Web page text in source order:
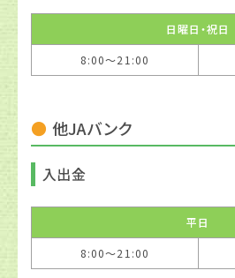
日曜日・祝日
8:00〜21:00
他JAバンク
入出金
平日
8:00〜21:00